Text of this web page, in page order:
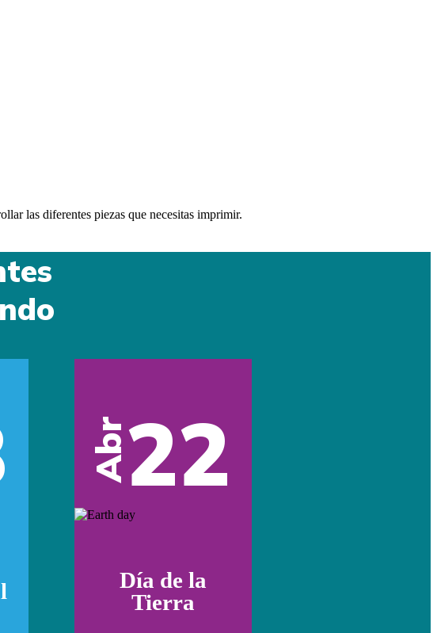
las diferentes piezas que necesitas imprimir.
Abr22
Día de la
Tierra